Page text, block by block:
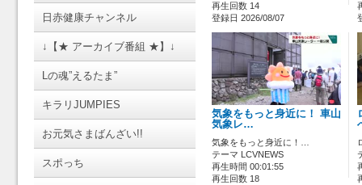
日赤健康チャンネル
↓【★ アーカイブ番組 ★】↓
Lの魂”えるたま”
キラリJUMPIES
お元気さまばんざい!!
スポっち
再生回数 14
登録日 2026/08/07
気象をもっと身近に！ 車山
気象レ…
気象をもっと身近に！…
テーマ LCVNEWS
再生時間 00:01:55
再生回数 18